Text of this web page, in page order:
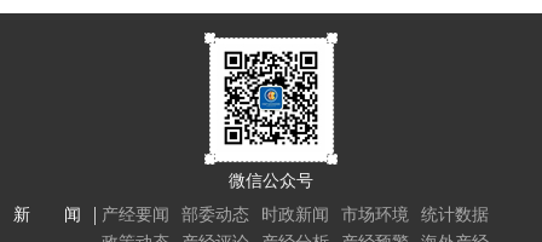
微信公众号
新 闻
产经要闻 部委动态 时政新闻 市场环境
统计数据